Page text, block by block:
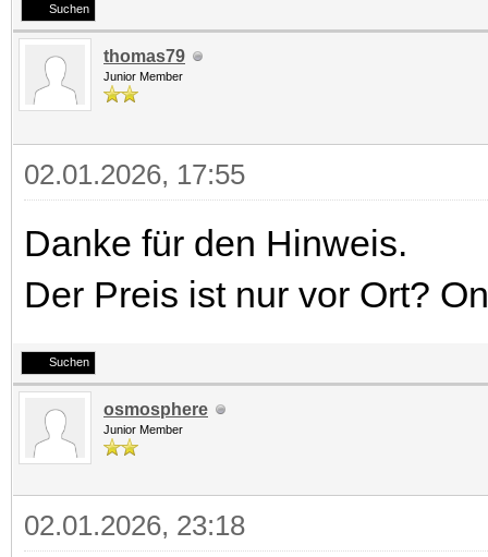
Suchen
thomas79
Junior Member
02.01.2026, 17:55
Danke für den Hinweis.
Der Preis ist nur vor Ort?
Suchen
osmosphere
Junior Member
02.01.2026, 23:18